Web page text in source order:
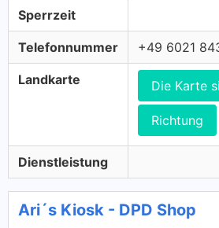
Sperrzeit
Telefonnummer +49 6021
Landkarte Die Karte
Richtung
Dienstleistung
Ari´s Kiosk - DPD Shop